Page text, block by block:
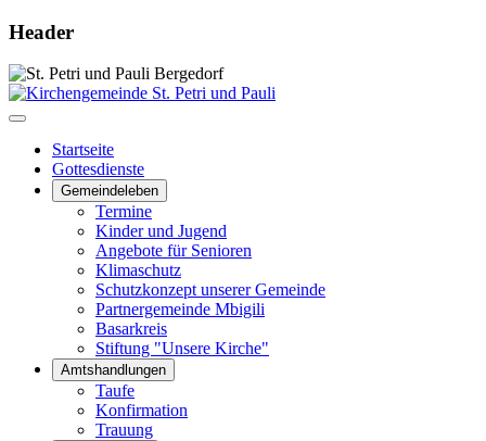
Header
Startseite
Gottesdienste
Gemeindeleben
Termine
Kinder und Jugend
Angebote für Senioren
Klimaschutz
Schutzkonzept unserer Gemeinde
Partnergemeinde Mbigili
Basarkreis
Stiftung "Unsere Kirche"
Amtshandlungen
Taufe
Konfirmation
Trauung